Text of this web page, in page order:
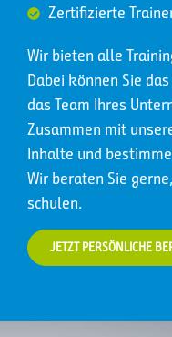
Zertifizierte
Wir bieten alle
Dabei können Sie
das Team Ihres
Zusammen mit
Inhalte und
Wir beraten Sie
schulen.
JETZT PERSÖNLICHE